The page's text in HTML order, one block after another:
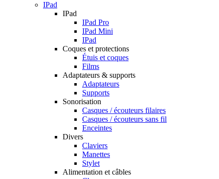
IPad
IPad
IPad Pro
IPad Mini
IPad
Coques et protections
Étuis et coques
Films
Adaptateurs & supports
Adaptateurs
Supports
Sonorisation
Casques / écouteurs filaires
Casques / écouteurs sans fil
Enceintes
Divers
Claviers
Manettes
Stylet
Alimentation et câbles